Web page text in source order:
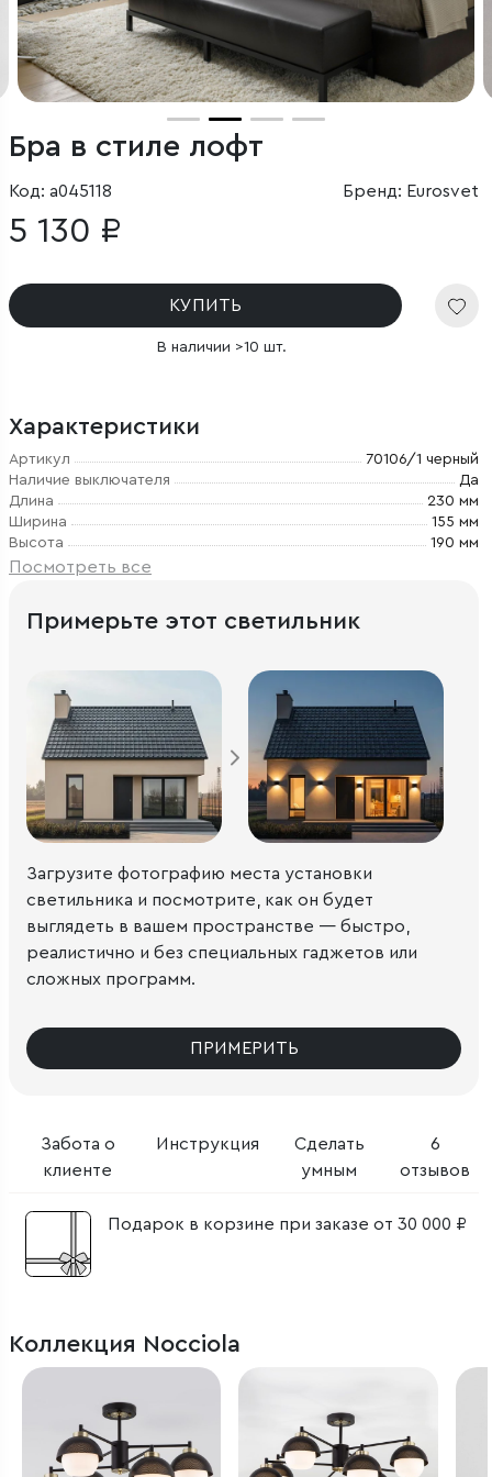
Бра в стиле лофт
Код: a045118 Бренд: Eurosvet
5 130 ₽
КУПИТЬ
В наличии >10 шт.
Характеристики
Артикул
70106/1 черный
Наличие выключателя
Да
Длина
230 мм
Ширина
155 мм
Высота
190 мм
Посмотреть все
Забота о
клиенте
Инструкция
Сделать
умным
6
отзывов
Подарок в корзине при заказе от 30 000 ₽
Примерьте этот светильник
Загрузите фотографию места установки
светильника и посмотрите, как он будет
выглядеть в вашем пространстве — быстро,
реалистично и без специальных гаджетов или
сложных программ.
ПРИМЕРИТЬ
Коллекция Nocciola